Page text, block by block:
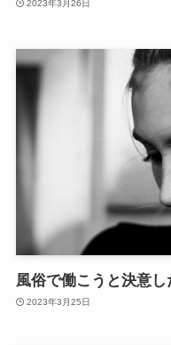
2023年3月26日
風俗で働こうと決意
2023年3月25日